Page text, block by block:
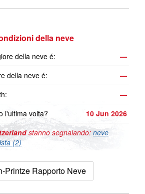
della neve
della neve é:
—
della neve é:
—
—
l'ultima volta?
10 Jun 2026
stanno segnalando: neve
(2)
Printze Rapporto Neve